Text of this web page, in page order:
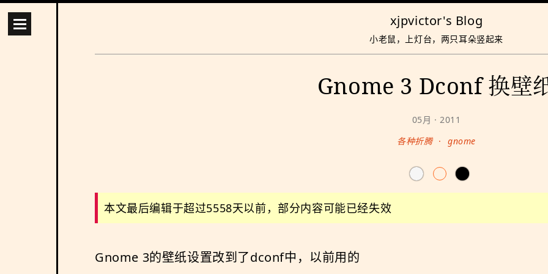
xjpvictor's Blog
小老鼠，上灯台，两只耳朵竖起来
Gnome 3 Dconf 换壁
05月 · 2011
各种折腾 · gnome
本文最后编辑于超过5558天以前，部分内容可能已经失效
Gnome 3的壁纸设置改到了dconf中，以前用的